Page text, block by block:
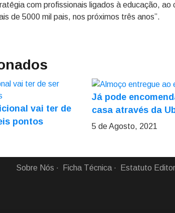
com profissionais ligados à educação, ao
de 5000 mil pais, nos próximos três anos”.
vai ter de
pontos
Já pode
casa através da
5 de Agosto, 2021
Sobre Nós
Ficha Técnica Estatuto